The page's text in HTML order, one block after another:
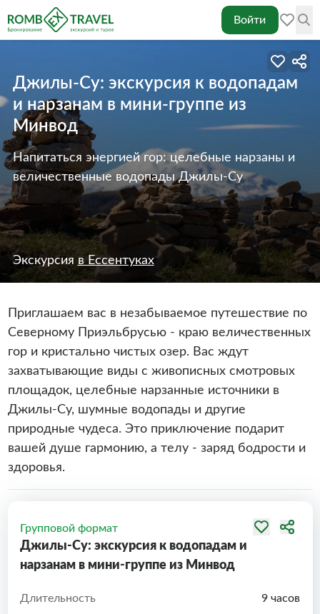
Войти
Джилы-Су: экскурсия к водопадам
и нарзанам в мини-группе из
Минвод
Напитаться энергией гор: целебные нарзаны и
величественные водопады Джилы-Су
Экскурсия в Ессентуках
Приглашаем вас в незабываемое путешествие по
Северному Приэльбрусью - краю величественных
гор и кристально чистых озер. Вас ждут
захватывающие виды с живописных смотровых
площадок, целебные нарзанные источники в
Джилы-Су, шумные водопады и другие
природные чудеса. Это приключение подарит
вашей душе гармонию, а телу - заряд бодрости и
здоровья.
Групповой формат
Джилы-Су: экскурсия к водопадам и
нарзанам в мини-группе из Минвод
Длительность
9 часов